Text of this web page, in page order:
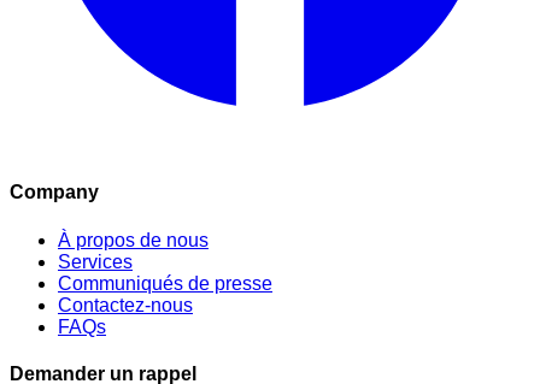
Company
À propos de nous
Services
Communiqués de presse
Contactez-nous
FAQs
Demander un rappel